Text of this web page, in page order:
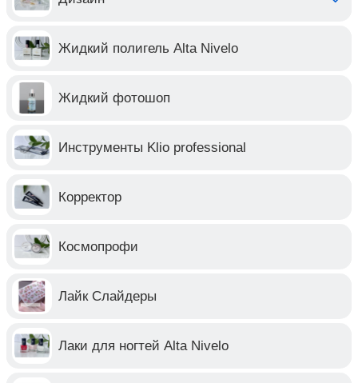
Жидкий полигель Alta Nivelo
Жидкий фотошоп
Инструменты Klio professional
Корректор
Космопрофи
Лайк Слайдеры
Лаки для ногтей Alta Nivelo